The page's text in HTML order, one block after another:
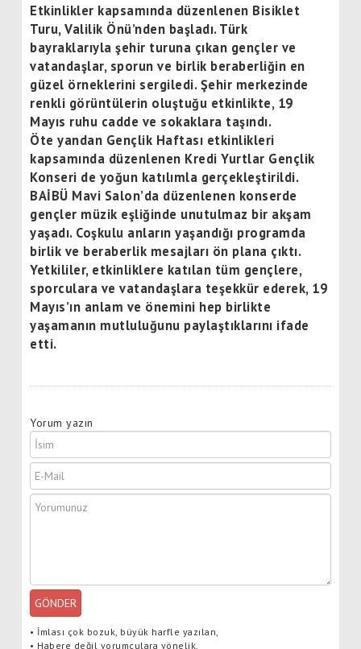
Etkinlikler kapsamında düzenlenen Bisiklet
Turu, Valilik Önü’nden başladı. Türk
bayraklarıyla şehir turuna çıkan gençler ve
vatandaşlar, sporun ve birlik beraberliğin en
güzel örneklerini sergiledi. Şehir merkezinde
renkli görüntülerin oluştuğu etkinlikte, 19
Mayıs ruhu cadde ve sokaklara taşındı.
Öte yandan Gençlik Haftası etkinlikleri
kapsamında düzenlenen Kredi Yurtlar Gençlik
Konseri de yoğun katılımla gerçekleştirildi.
BAİBÜ Mavi Salon’da düzenlenen konserde
gençler müzik eşliğinde unutulmaz bir akşam
yaşadı. Coşkulu anların yaşandığı programda
birlik ve beraberlik mesajları ön plana çıktı.
Yetkililer, etkinliklere katılan tüm gençlere,
sporculara ve vatandaşlara teşekkür ederek, 19
Mayıs’ın anlam ve önemini hep birlikte
yaşamanın mutluluğunu paylaştıklarını ifade
etti.
Yorum yazın
GÖNDER
• İmlası çok bozuk, büyük harfle yazılan,
• Habere değil yorumculara yönelik,